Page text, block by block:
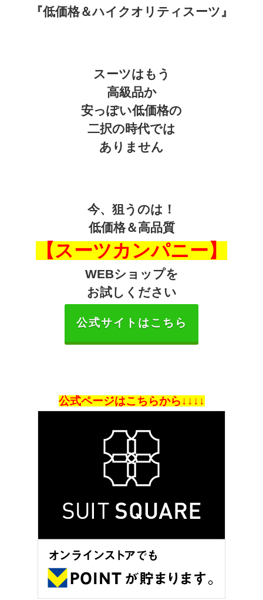
『低価格＆ハイクオリティスーツ』
スーツはもう
高級品か
安っぽい低価格の
二択の時代では
ありません
今、狙うのは！
低価格＆高品質
【スーツカンパニー】
WEBショップを
お試しください
公式サイトはこちら
公式ページはこちらから↓↓↓↓